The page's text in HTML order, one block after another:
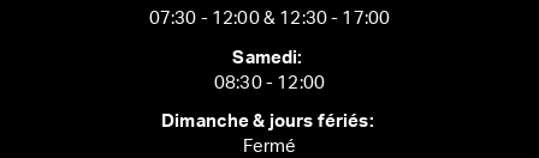
07:30 - 12:00 & 12:30 - 17:00
Samedi:
08:30 - 12:00
Dimanche & jours fériés:
Fermé